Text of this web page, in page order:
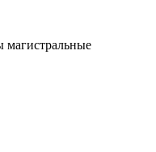
магистральные